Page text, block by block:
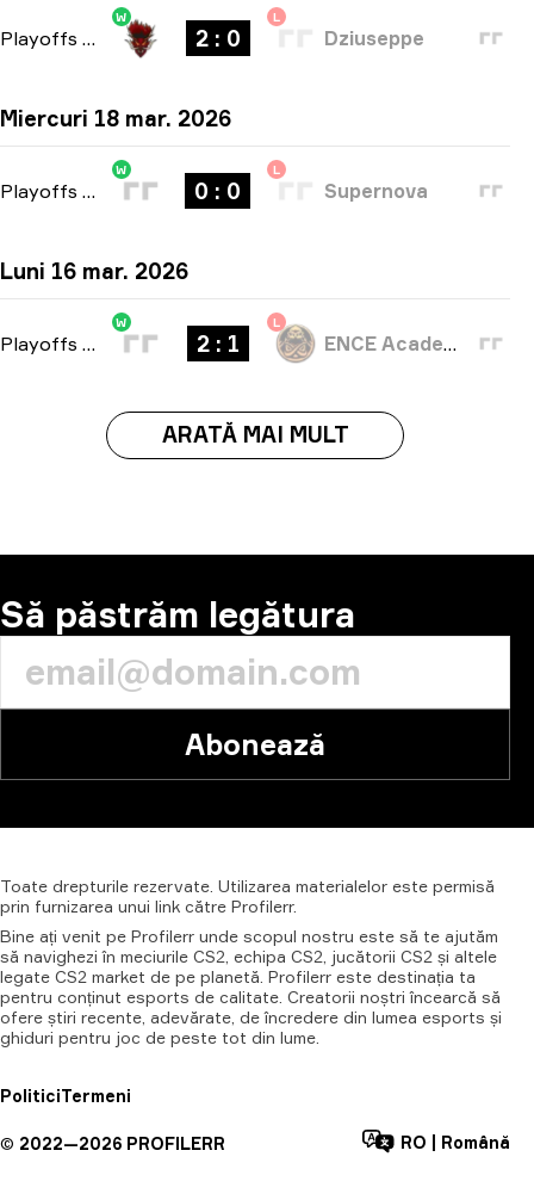
Playoffs bo3
W
2 : 0
L
Dziuseppe
Miercuri 18 mar. 2026
Playoffs bo3
W
0 : 0
L
Supernova
Luni 16 mar. 2026
Playoffs bo3
W
2 : 1
L
ENCE Academy
ARATĂ MAI MULT
Să păstrăm legătura
Abonează
Toate drepturile rezervate. Utilizarea materialelor este permisă
prin furnizarea unui link către Profilerr.
Bine ați venit pe Profilerr unde scopul nostru este să te ajutăm
să navighezi în meciurile CS2, echipa CS2, jucătorii CS2 și altele
legate CS2 market de pe planetă. Profilerr este destinația ta
pentru conținut esports de calitate. Creatorii noștri încearcă să
ofere știri recente, adevărate, de încredere din lumea esports și
ghiduri pentru joc de peste tot din lume.
PoliticiTermeni
© 2022—2026 PROFILERR RO Română